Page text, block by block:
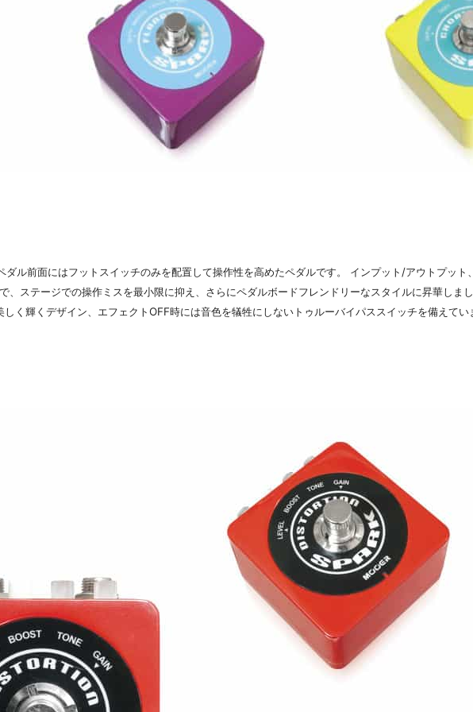
ル前面にはフットスイッチのみを配置して操作性を高めたペダルです。 インプット/アウトプット
、ステージでの操作ミスを最小限に抑え、さらにペダルボードフレンドリーなスタイルに昇華しま
く輝くデザイン、エフェクトOFF時には音色を犠牲にしないトゥルーバイパススイッチを備えてい